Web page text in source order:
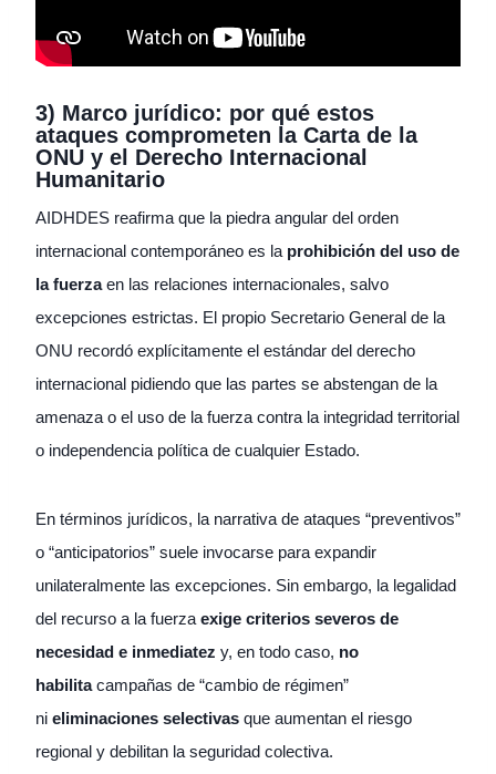
3) Marco jurídico: por qué estos
ataques comprometen la Carta de la
ONU y el Derecho Internacional
Humanitario
AIDHDES reafirma que la piedra angular del orden
internacional contemporáneo es la prohibición del uso de
la fuerzaen las relaciones internacionales, salvo
excepciones estrictas. El propio Secretario General de la
ONU recordó explícitamente el estándar del derecho
internacional pidiendo que las partes se abstengan de la
amenaza o el uso de la fuerza contra la integridad territorial
o independencia política de cualquier Estado.
En términos jurídicos, la narrativa de ataques “preventivos”
o “anticipatorios” suele invocarse para expandir
unilateralmente las excepciones. Sin embargo, la legalidad
del recurso a la fuerza exige criterios severos de
necesidad e inmediatez y, en todo caso, no
habilitacampañas de “cambio de régimen”
ni eliminaciones selectivas que aumentan el riesgo
regional y debilitan la seguridad colectiva.